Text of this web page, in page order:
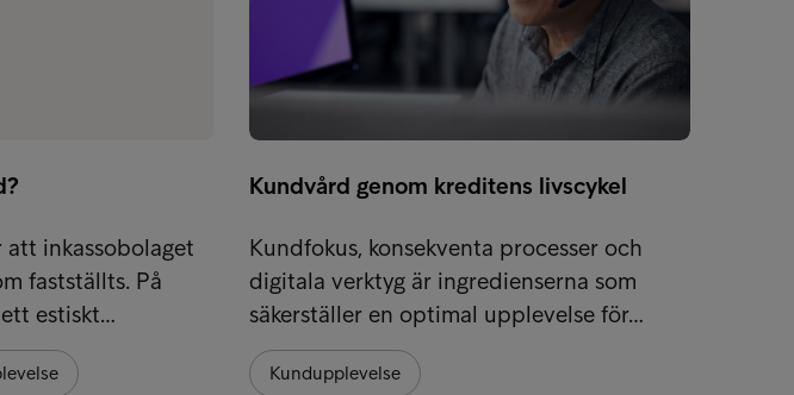
att inkassobolaget
fastställts. På
estiskt…
Kundvård genom kreditens livscykel
Kundfokus, konsekventa processer och
digitala verktyg är ingredienserna som
säkerställer en optimal upplevelse för…
Kundupplevelse